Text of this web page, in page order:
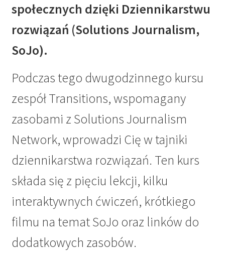
społecznych dzięki Dziennikarstwu
rozwiązań (Solutions Journalism,
SoJo).
Podczas tego dwugodzinnego kursu
zespół Transitions, wspomagany
zasobami z Solutions Journalism
Network, wprowadzi Cię w tajniki
dziennikarstwa rozwiązań. Ten kurs
składa się z pięciu lekcji, kilku
interaktywnych ćwiczeń, krótkiego
filmu na temat SoJo oraz linków do
dodatkowych zasobów.